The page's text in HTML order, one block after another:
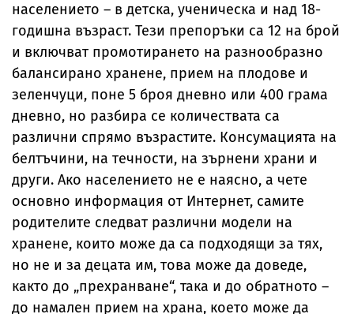
населението – в детска, ученическа и над 18-
годишна възраст. Тези препоръки са 12 на брой
и включват промотирането на разнообразно
балансирано хранене, прием на плодове и
зеленчуци, поне 5 броя дневно или 400 грама
дневно, но разбира се количествата са
различни спрямо възрастите. Консумацията на
белтъчини, на течности, на зърнени храни и
други. Ако населението не е наясно, а чете
основно информация от Интернет, самите
родителите следват различни модели на
хранене, които може да са подходящи за тях,
но не и за децата им, това може да доведе,
както до „прехранване“, така и до обратното –
до намален прием на храна, което може да